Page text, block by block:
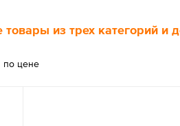
товары из трех категорий и
по цене